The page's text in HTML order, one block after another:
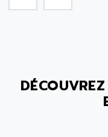
AB2
690 SERIE
AMETEK